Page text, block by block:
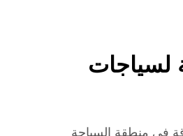
لسياجات
في منطقة السباحة